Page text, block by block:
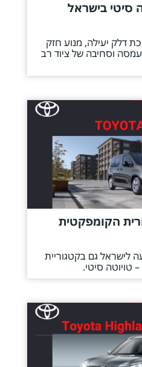
סיטי בישראל
דלק יעילה, מנוע חזק
וסחיבה של ציוד רב
הקומפקטית
לישראל גם בקטגוריית
טויוטה סיטי.